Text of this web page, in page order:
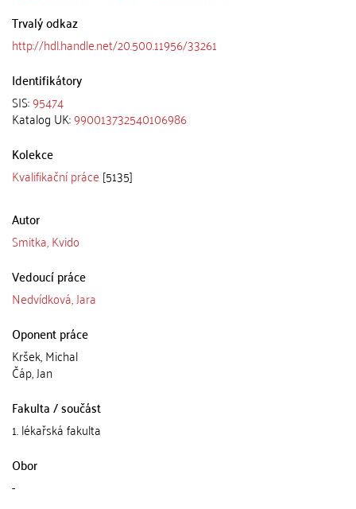
Trvalý odkaz
http://hdl.handle.net/20.500.11956/33261
Identifikátory
SIS:95474
Katalog UK:990013732540106986
Kolekce
Kvalifikační práce [5135]
Autor
Smitka, Kvido
Vedoucí práce
Nedvídková, Jara
Oponent práce
Kršek, Michal
Čáp, Jan
Fakulta / součást
1. lékařská fakulta
Obor
-